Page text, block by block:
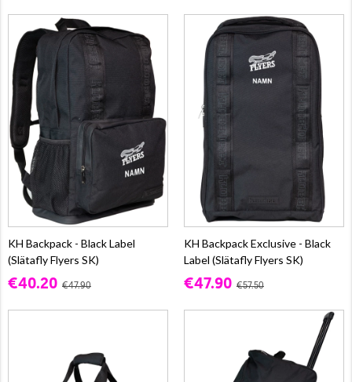
KH Backpack - Black Label
(Slätafly Flyers SK)
€40.20 €47.90
KH Backpack Exclusive - Black
Label (Slätafly Flyers SK)
€47.90 €57.50